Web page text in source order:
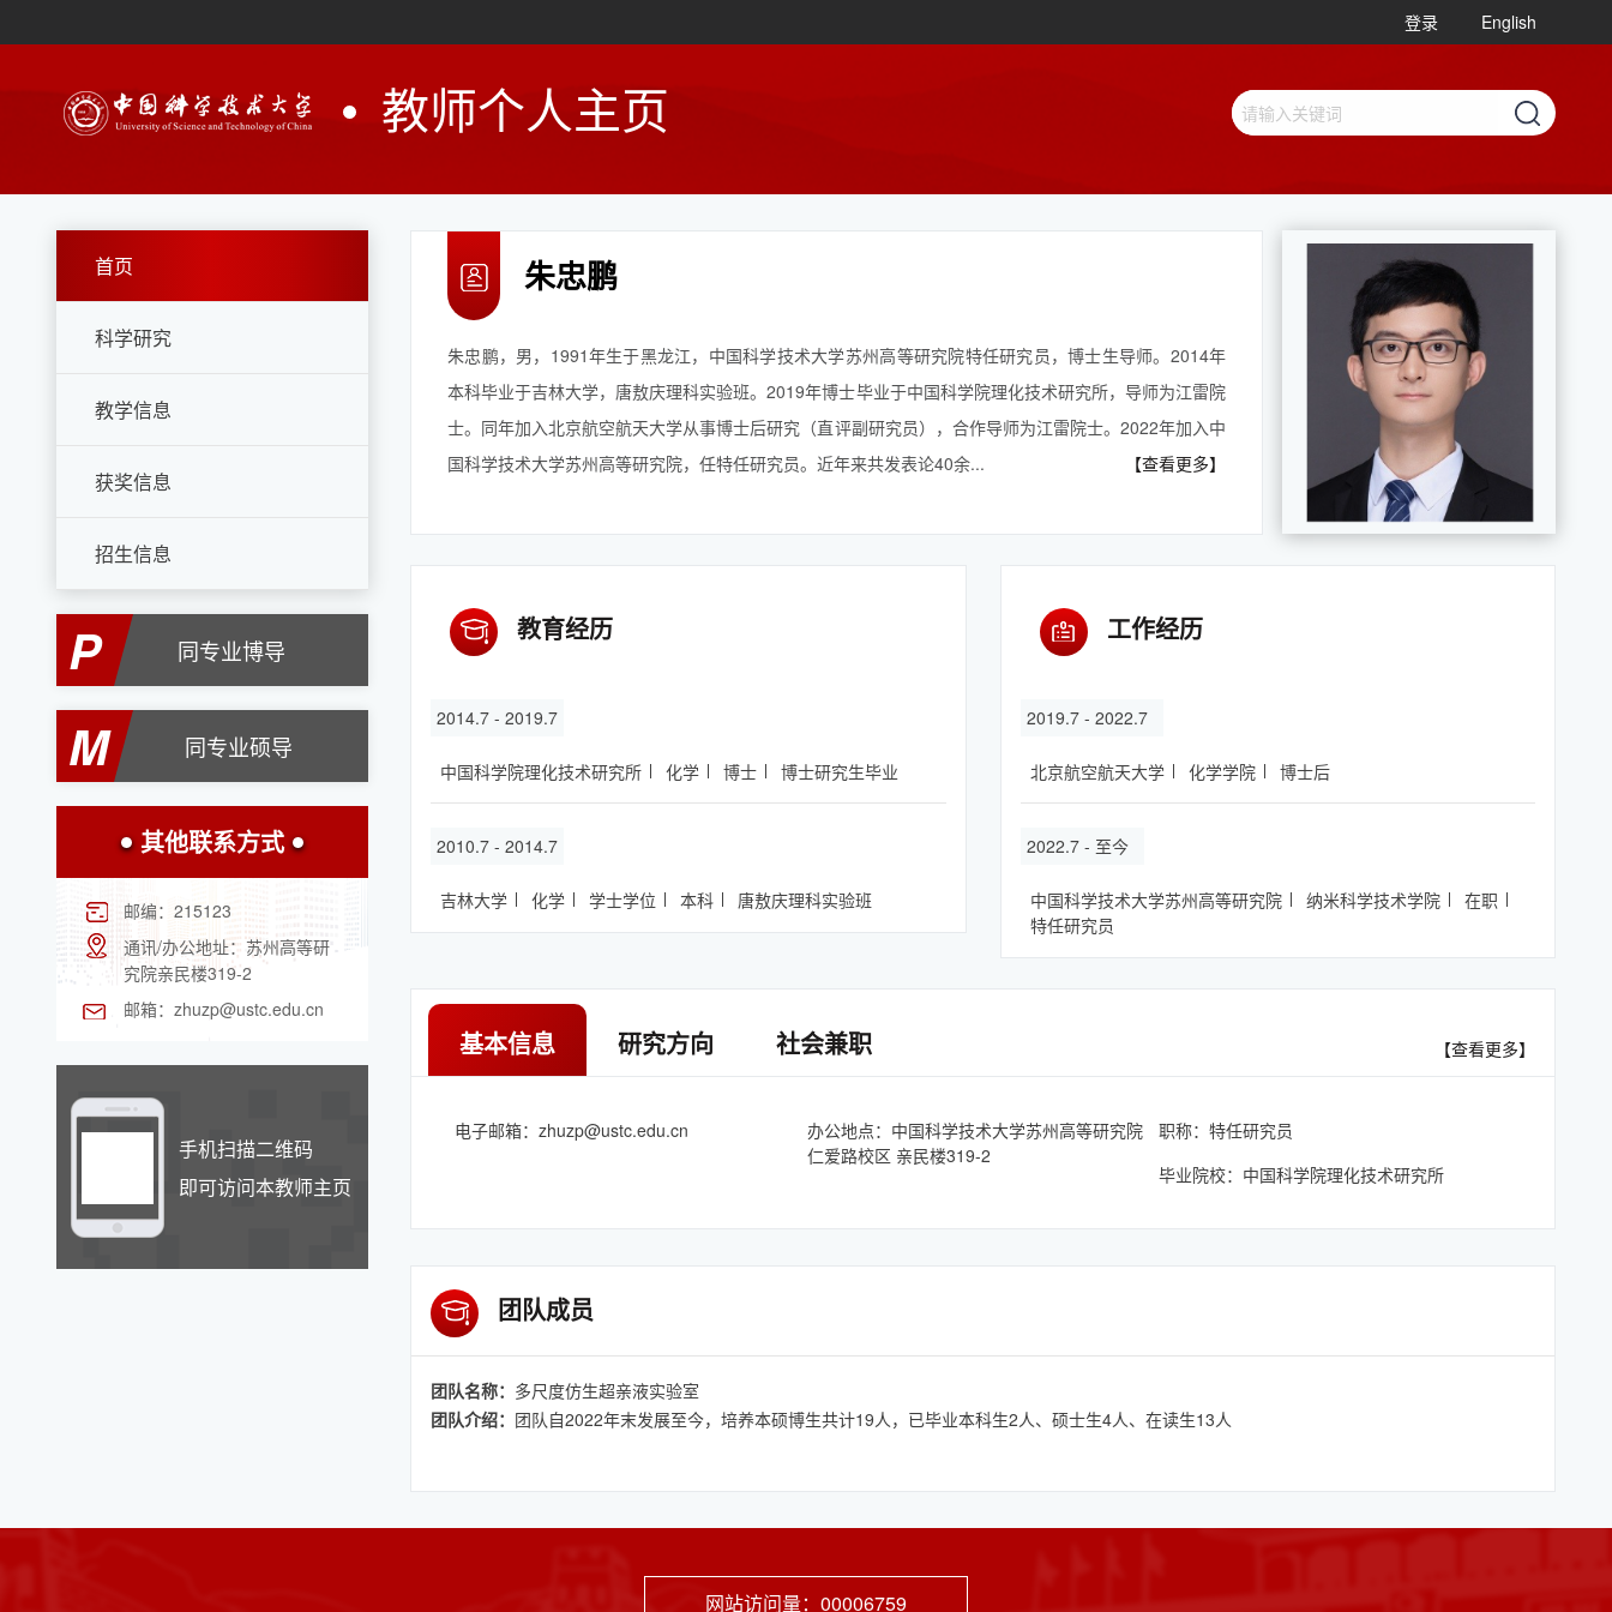
登录 English
教师个人主页
首页
科学研究
教学信息
获奖信息
招生信息
P 同专业博导
M 同专业硕导
其他联系方式
邮编： 215123
通讯/办公地址：苏州高等研
究院亲民楼319-2
邮箱： zhuzp@ustc.edu.cn
手机扫描二维码
即可访问本教师主页
朱忠鹏
朱忠鹏，男，1991年生于黑龙江，中国科学技术大学苏州高等研究院特任研究员，博士生导师。2014年
本科毕业于吉林大学，唐敖庆理科实验班。2019年博士毕业于中国科学院理化技术研究所，导师为江雷院
士。同年加入北京航空航天大学从事博士后研究（直评副研究员），合作导师为江雷院士。2022年加入中
国科学技术大学苏州高等研究院，任特任研究员。近年来共发表论40余...
【查看更多】
教育经历
2014.7 - 2019.7
中国科学院理化技术研究所 化学 博士 博士研究生毕业
2010.7 - 2014.7
吉林大学 化学 学士学位 本科 唐敖庆理科实验班
工作经历
2019.7 - 2022.7
北京航空航天大学 化学学院 博士后
2022.7 - 至今
中国科学技术大学苏州高等研究院 纳米科学技术学院
在职
特任研究员
基本信息 研究方向 社会兼职 【查看更多】
电子邮箱： zhuzp@ustc.edu.cn
办公地点：中国科学技术大学苏州高等研究院
仁爱路校区 亲民楼319-2
职称：特任研究员
毕业院校：中国科学院理化技术研究所
团队成员
团队名称： 多尺度仿生超亲液实验室
团队介绍： 团队自2022年末发展至今，培养本硕博生共计19人，已毕业本科生2人、硕士生4人、在读生13人
网站访问量： 00006759